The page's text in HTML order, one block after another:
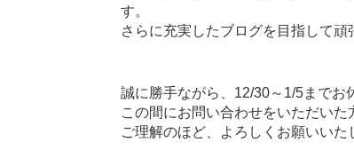
す。
さらに充実したブログを目指して頑
誠に勝手ながら、12/30～1/5までお
この間にお問い合わせをいただいた
ご理解のほど、よろしくお願いいた